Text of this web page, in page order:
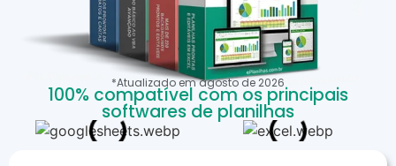
*Atualizado emagostode 2026
100% compatível com os principais
softwares de planilhas